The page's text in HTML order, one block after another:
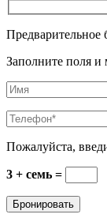
Предварительное
Заполните поля
Пожалуйста,
3 + семь =